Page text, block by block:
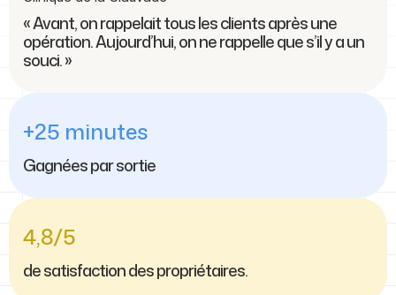
« Avant, on rappelait tous les clients après une
opération. Aujourd’hui, on ne rappelle que s’il y a un
souci. »
+25 minutes
Gagnées par sortie
4,8/5
de satisfaction des propriétaires.